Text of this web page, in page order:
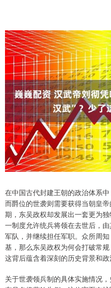
在中国古代封建王朝的政治体系
而爵位的世袭则需要获得当朝皇
期，东吴政权却发展出一套更为
一制度允许统兵将领在去世后，
军队，并继续担任军职。众所周
基，那么东吴政权为何会打破常
这背后蕴含着深刻的历史背景和政
关于世袭领兵制的具体实施情况